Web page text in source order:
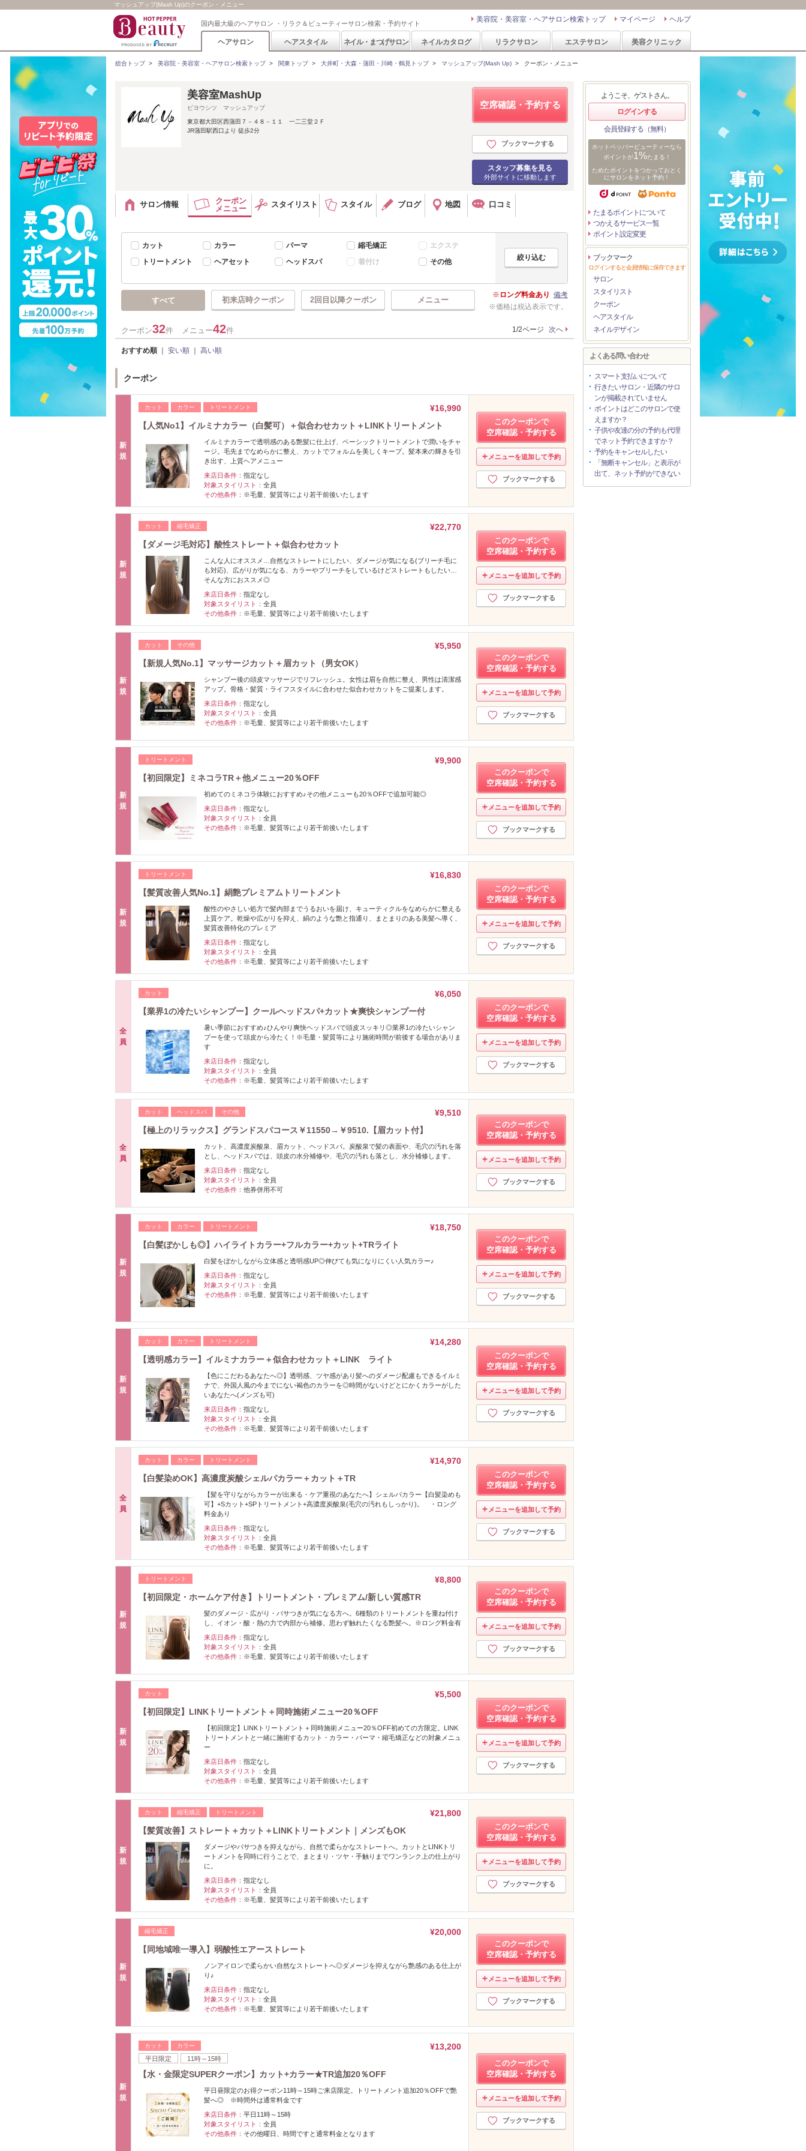
マッシュアップ(Mash Up)のクーポン・メニュー
国内最大級のヘアサロン ・リラク＆ビューティーサロン検索・予約サイト ヘルプ
マイページ
美容院・美容室・ヘアサロン検索トップ
ヘアサロン ヘアスタイル ネイル・まつげサロン ネイルカタログ リラクサロン エステサロン 美容クリニック
総合トップ> 美容院・美容室・ヘアサロン検索トップ> 関東トップ> 大井町・大森・蒲田・川崎・鶴見トップ> マッシュアップ(Mash Up) > クーポン・メニュー
空席確認・予約する
ブックマークする
スタッフ募集を見る
外部サイトに移動します
美容室MashUp
ビヨウシツ マッシュアップ
東京都大田区西蒲田７－４８－１１ 一二三堂２Ｆ
JR蒲田駅西口より 徒歩2分
サロン情報
クーポン
メニュー
スタイリスト スタイル ブログ 地図 口コミ
カット カラー パーマ 縮毛矯正
エクステ
トリートメント
ヘアセット ヘッドスパ 着付け その他
すべて 初来店時クーポン 2回目以降クーポン メニュー
ロング料金あり 備考
価格は税込表示です。
クーポン32件 メニュー42件 1/2ページ 次へ
おすすめ順 ｜ 安い順 ｜ 高い順
クーポン
新
規
カット カラー トリートメント
¥16,990
【人気No1】イルミナカラー（白髪可）＋似合わせカット＋LINKトリートメント
イルミナカラーで透明感のある艶髪に仕上げ、ベーシックトリートメントで潤いをチャ
ージ。毛先までなめらかに整え、カットでフォルムを美しくキープ。髪本来の輝きを引
き出す、上質ヘアメニュー
来店日条件： 指定なし
対象スタイリスト： 全員
その他条件： ※毛量、髪質等により若干前後いたします
このクーポンで
空席確認・予約する
メニューを追加して予約
ブックマークする
新
規
カット 縮毛矯正
¥22,770
【ダメージ毛対応】酸性ストレート＋似合わせカット
こんな人にオススメ…自然なストレートにしたい、ダメージが気になる(ブリーチ毛に
も対応)、広がりが気になる、カラーやブリーチをしているけどストレートもしたい…
そんな方におススメ◎
来店日条件： 指定なし
対象スタイリスト： 全員
その他条件： ※毛量、髪質等により若干前後いたします
このクーポンで
空席確認・予約する
メニューを追加して予約
ブックマークする
新
規
カット その他
¥5,950
【新規人気No.1】マッサージカット＋眉カット（男女OK）
シャンプー後の頭皮マッサージでリフレッシュ。女性は眉を自然に整え、男性は清潔感
アップ。骨格・髪質・ライフスタイルに合わせた似合わせカットをご提案します。
来店日条件： 指定なし
対象スタイリスト： 全員
その他条件： ※毛量、髪質等により若干前後いたします
このクーポンで
空席確認・予約する
メニューを追加して予約
ブックマークする
新
規
トリートメント
¥9,900
【初回限定】ミネコラTR＋他メニュー20％OFF
初めてのミネコラ体験におすすめ♪その他メニューも20％OFFで追加可能◎
来店日条件： 指定なし
対象スタイリスト： 全員
その他条件： ※毛量、髪質等により若干前後いたします
このクーポンで
空席確認・予約する
メニューを追加して予約
ブックマークする
新
規
トリートメント
¥16,830
【髪質改善人気No.1】絹艶プレミアムトリートメント
酸性のやさしい処方で髪内部までうるおいを届け、キューティクルをなめらかに整える
上質ケア。乾燥や広がりを抑え、絹のような艶と指通り、まとまりのある美髪へ導く、
髪質改善特化のプレミア
来店日条件： 指定なし
対象スタイリスト： 全員
その他条件： ※毛量、髪質等により若干前後いたします
このクーポンで
空席確認・予約する
メニューを追加して予約
ブックマークする
全
員
カット
¥6,050
【業界1の冷たいシャンプー】クールヘッドスパ+カット★爽快シャンプー付
暑い季節におすすめ♪ひんやり爽快ヘッドスパで頭皮スッキリ◎業界1の冷たいシャン
プーを使って頭皮から冷たく！※毛量・髪質等により施術時間が前後する場合がありま
す
来店日条件： 指定なし
対象スタイリスト： 全員
その他条件： ※毛量、髪質等により若干前後いたします
このクーポンで
空席確認・予約する
メニューを追加して予約
ブックマークする
全
員
カット ヘッドスパ その他
¥9,510
【極上のリラックス】グランドスパコース￥11550→￥9510.【眉カット付】
カット、高濃度炭酸泉、眉カット、ヘッドスパ。炭酸泉で髪の表面や、毛穴の汚れを落
とし、ヘッドスパでは、頭皮の水分補修や、毛穴の汚れも落とし、水分補修します。
来店日条件： 指定なし
対象スタイリスト： 全員
その他条件： 他券併用不可
このクーポンで
空席確認・予約する
メニューを追加して予約
ブックマークする
新
規
カット カラー トリートメント
¥18,750
【白髪ぼかしも◎】ハイライトカラー+フルカラー+カット+TRライト
白髪をぼかしながら立体感と透明感UP◎伸びても気になりにくい人気カラー♪
来店日条件： 指定なし
対象スタイリスト： 全員
その他条件： ※毛量、髪質等により若干前後いたします
このクーポンで
空席確認・予約する
メニューを追加して予約
ブックマークする
新
規
カット カラー トリートメント
¥14,280
【透明感カラー】イルミナカラー＋似合わせカット＋LINK ライト
【色にこだわるあなたへ◎】透明感、ツヤ感があり髪へのダメージ配慮もできるイルミ
ナで、外国人風の今までにない褐色のカラーを◎時間がないけどとにかくカラーがした
いあなたへ(メンズも可)
来店日条件： 指定なし
対象スタイリスト： 全員
その他条件： ※毛量、髪質等により若干前後いたします
このクーポンで
空席確認・予約する
メニューを追加して予約
ブックマークする
全
員
カット カラー トリートメント
¥14,970
【白髪染めOK】高濃度炭酸シェルパカラー＋カット＋TR
【髪を守りながらカラーが出来る・ケア重視のあなたへ】シェルパカラー【白髪染めも
可】+Sカット+SPトリートメント+高濃度炭酸泉(毛穴の汚れもしっかり)。 ・ロング
料金あり
来店日条件： 指定なし
対象スタイリスト： 全員
その他条件： ※毛量、髪質等により若干前後いたします
このクーポンで
空席確認・予約する
メニューを追加して予約
ブックマークする
新
規
トリートメント
¥8,800
【初回限定・ホームケア付き】トリートメント・プレミアム/新しい質感TR
髪のダメージ・広がり・パサつきが気になる方へ。6種類のトリートメントを重ね付け
し、イオン・酸・熱の力で内部から補修。思わず触れたくなる艶髪へ。※ロング料金有
来店日条件： 指定なし
対象スタイリスト： 全員
その他条件： ※毛量、髪質等により若干前後いたします
このクーポンで
空席確認・予約する
メニューを追加して予約
ブックマークする
新
規
カット
¥5,500
【初回限定】LINKトリートメント＋同時施術メニュー20％OFF
【初回限定】LINKトリートメント＋同時施術メニュー20％OFF初めての方限定。LINK
トリートメントと一緒に施術するカット・カラー・パーマ・縮毛矯正などの対象メニュ
ー
来店日条件： 指定なし
対象スタイリスト： 全員
その他条件： ※毛量、髪質等により若干前後いたします
このクーポンで
空席確認・予約する
メニューを追加して予約
ブックマークする
新
規
カット 縮毛矯正 トリートメント
¥21,800
【髪質改善】ストレート＋カット＋LINKトリートメント｜メンズもOK
ダメージやパサつきを抑えながら、自然で柔らかなストレートへ。カットとLINKトリ
ートメントを同時に行うことで、まとまり・ツヤ・手触りまでワンランク上の仕上がり
に。
来店日条件： 指定なし
対象スタイリスト： 全員
その他条件： ※毛量、髪質等により若干前後いたします
このクーポンで
空席確認・予約する
メニューを追加して予約
ブックマークする
新
規
縮毛矯正
¥20,000
【同地域唯一導入】弱酸性エアーストレート
ノンアイロンで柔らかい自然なストレートへ◎ダメージを抑えながら艶感のある仕上が
り♪
来店日条件： 指定なし
対象スタイリスト： 全員
その他条件： ※毛量、髪質等により若干前後いたします
このクーポンで
空席確認・予約する
メニューを追加して予約
ブックマークする
新
規
カット カラー
平日限定 11時～15時
¥13,200
【水・金限定SUPERクーポン】カット+カラー★TR追加20％OFF
平日昼限定のお得クーポン11時～15時ご来店限定。トリートメント追加20％OFFで艶
髪へ◎ ※時間外は通常料金です
来店日条件： 平日11時～15時
対象スタイリスト： 全員
その他条件： その他曜日、時間ですと通常料金となります
このクーポンで
空席確認・予約する
メニューを追加して予約
ブックマークする
ようこそ、ゲストさん。
ログインする
会員登録する（無料）
ホットペッパービューティーなら
ポイントが1%たまる！
ためたポイントをつかっておとく
にサロンをネット予約！
たまるポイントについて
つかえるサービス一覧
ポイント設定変更
ブックマーク
ログインすると会員情報に保存できます
サロン
スタイリスト
クーポン
ヘアスタイル
ネイルデザイン
よくある問い合わせ
スマート支払いについて
行きたいサロン・近隣のサロ
ンが掲載されていません
ポイントはどこのサロンで使
えますか？
子供や友達の分の予約も代理
でネット予約できますか？
予約をキャンセルしたい
「無断キャンセル」と表示が
出て、ネット予約ができない